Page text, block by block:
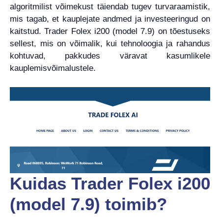
algoritmilist võimekust täiendab tugev turvaraamistik,
mis tagab, et kauplejate andmed ja investeeringud on
kaitstud. Trader Folex i200 (model 7.9) on tõestuseks
sellest, mis on võimalik, kui tehnoloogia ja rahandus
kohtuvad, pakkudes väravat kasumlikele
kauplemisvõimalustele.
Kuidas Trader Folex i200
(model 7.9) toimib?